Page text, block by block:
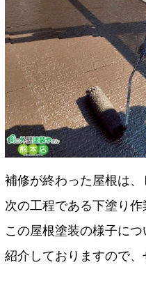
補修が終わった屋根は、
次の工程である下塗り作
この屋根塗装の様子に
紹介しておりますので、